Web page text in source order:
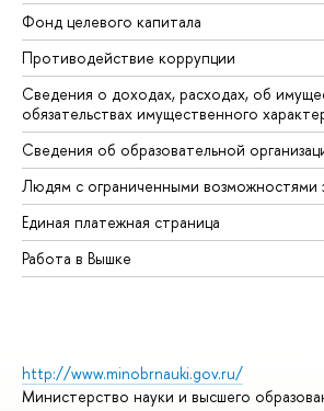
Фонд целевого капитала
Противодействие коррупции
Сведения о доходах, расходах, об
обязательствах имущественного
Сведения об образовательной
Людям с ограниченными возможностями
Единая платежная страница
Работа в Вышке
http://www.minobrnauki.gov.ru/
Министерство науки и высшего